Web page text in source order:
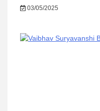
03/05/2025